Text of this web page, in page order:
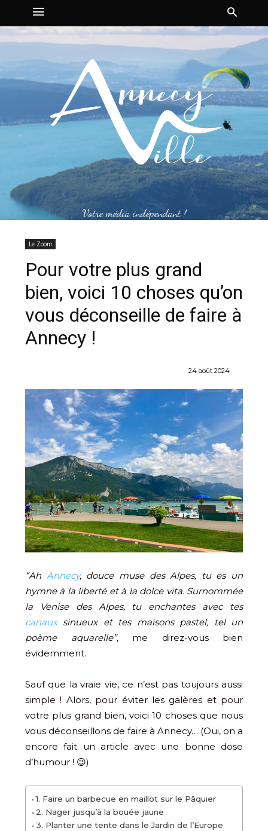
Votre média indépendant !
Le Zoom
Pour votre plus grand
bien, voici 10 choses qu’on
vous déconseille de faire à
Annecy !
24 août 2024
“Ah Annecy, douce muse des Alpes, tu es un
hymne à la liberté et à la dolce vita. Surnommée
la Venise des Alpes, tu enchantes avec tes
canauxsinueux et tes maisons pastel, tel un
poème aquarelle”, me direz-vous bien
évidemment.
Sauf que la vraie vie, ce n’est pas toujours aussi
simple ! Alors, pour éviter les galères et pour
votre plus grand bien, voici 10 choses que nous
vous déconseillons de faire à Annecy… (Oui, on a
encore fait un article avec une bonne dose
d’humour ! 😉)
1. Faire un barbecue en maillot sur le Pâquier
2. Nager jusqu’à la bouée jaune
3. Planter une tente dans le Jardin de l’Europe